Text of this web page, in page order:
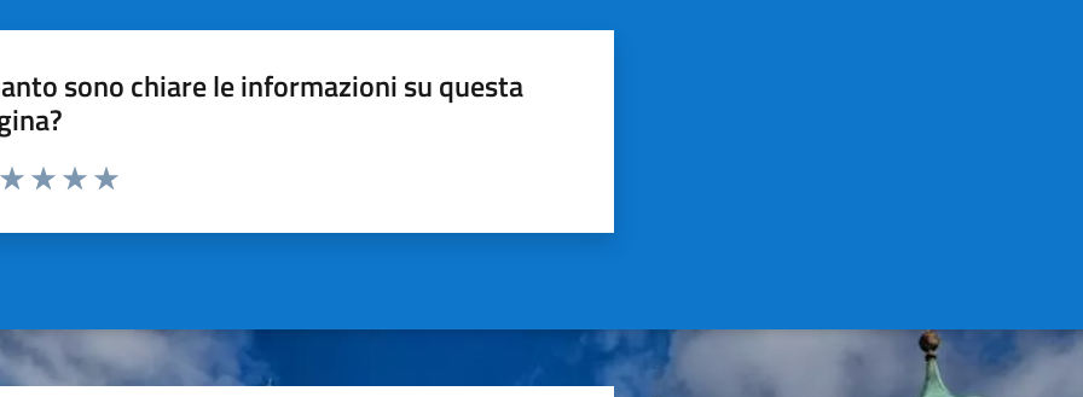
sono chiare le informazioni su questa
da 1 a 5 stelle la pagina